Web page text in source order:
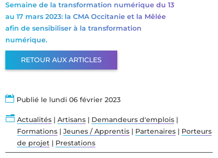
Semaine de la transformation numérique du 13
au 17 mars 2023: la CMA Occitanie et la Mêlée
afin de sensibiliser à la transformation
numérique.
RETOUR AUX ARTICLES
 Publié le lundi 06 février 2023
n Actualités| Artisans| Demandeurs d'emplois|
Formations| Jeunes / Apprentis| Partenaires| Porteurs
de projet| Prestations